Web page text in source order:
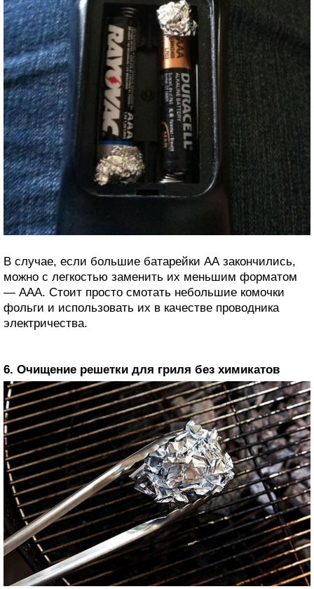
В случае, если большие батарейки АА закончились,
можно с легкостью заменить их меньшим форматом
— ААА. Стоит просто смотать небольшие комочки
фольги и использовать их в качестве проводника
электричества.
6. Очищение решетки для гриля без химикатов